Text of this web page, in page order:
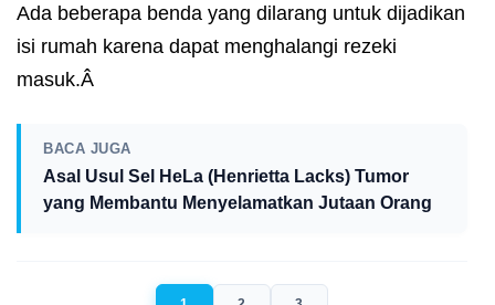
Ada beberapa benda yang dilarang untuk dijadikan
isi rumah karena dapat menghalangi rezeki
masuk.Â
BACA JUGA
Asal Usul Sel HeLa (Henrietta Lacks) Tumor
yang Membantu Menyelamatkan Jutaan Orang